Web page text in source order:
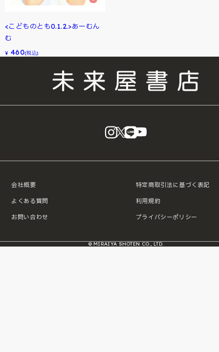
<こどものとも0.1.2.>あーむん
む
¥ 460(税込)
instagram
X LINE
会社概要
よくある質問
お問い合わせ
特定商取引法に基づく表記
利用規約
プライバシーポリシー
© MIRAIYA SHOTEN CO., LTD.